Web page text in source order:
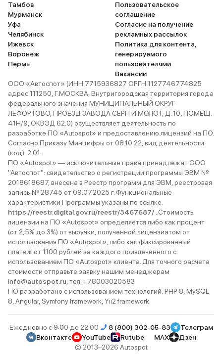
Тамбов
Мурманск
Уфа
Челябинск
Ижевск
Воронеж
Пермь
Пользовательское
соглашение
Согласие на получение
рекламных рассылок
Политика для контента,
генерируемого
пользователями
Вакансии
ООО «Автоспот» (ИНН 7715936827 ОРГН 1127746774825
адрес 111250, Г.МОСКВА, Внутригородская территория города
федерального значения МУНИЦИПАЛЬНЫЙ ОКРУГ
ЛЕФОРТОВО, ПРОЕЗД ЗАВОДА СЕРП И МОЛОТ, Д. 10, ПОМЕЩ.
41Н/9, ОКВЭД 62.0) осуществляет деятельность по
разработке ПО «Autospot» и предоставлению лицензий на ПО.
Согласно Приказу Минцифры от 08.10.22, вид деятельности
(код): 2.01.
ПО «Autospot» — исключительные права принадлежат ООО
"Автоспот": свидетельство о регистрации программы ЭВМ №
2018618687, внесена в Реестр программ для ЭВМ, реестровая
запись № 28745 от 09.07.2025 г. Функциональные
характеристики Программы указаны по ссылке:
https://reestr.digital.gov.ru/reestr/3467687/ . Стоимость
лицензии на ПО «Autospot» определяется либо как процент
(от 2,5% до 3%) от выручки, полученной лицензиатом от
использования ПО «Autospot», либо как фиксированный
платеж от 1100 рублей за каждого привлеченного с
использованием ПО «Autospot» клиента. Для точного расчета
стоимости отправьте заявку нашим менеджерам
info@autospot.ru , тел. +78003020583
ПО разработано с использованием технологий: PHP 8, MySQL
8, Angular, Symfony framework, Yii2 framework.
Ежедневно с 9:00 до 22:00 8 (800) 302-05-83
Телеграм
Вконтакте
YouTube Rutube MAX
Дзен
© 2013–2026 Autospot